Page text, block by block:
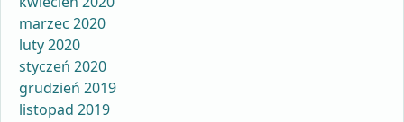
marzec 2020
luty 2020
styczeń 2020
grudzień 2019
listopad 2019